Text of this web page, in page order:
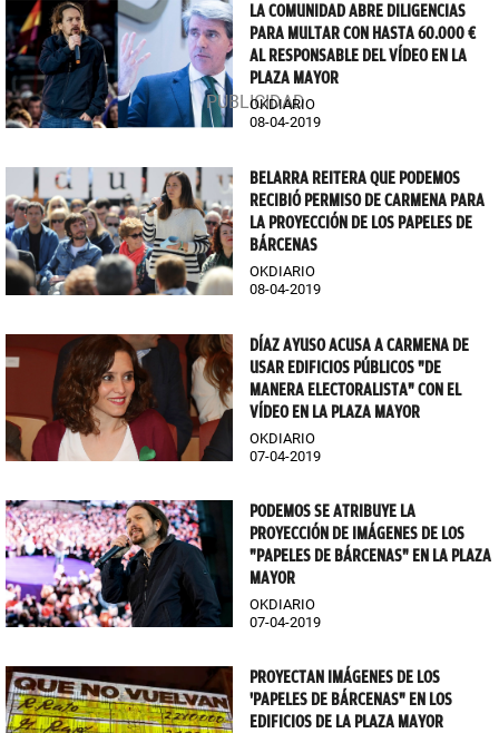
LA COMUNIDAD ABRE DILIGENCIAS
PARA MULTAR CON HASTA 60.000 €
AL RESPONSABLE DEL VÍDEO EN LA
PLAZA MAYOR
OKDIARIO
08-04-2019
BELARRA REITERA QUE PODEMOS
RECIBIÓ PERMISO DE CARMENA PARA
LA PROYECCIÓN DE LOS PAPELES DE
BÁRCENAS
OKDIARIO
08-04-2019
DÍAZ AYUSO ACUSA A CARMENA DE
USAR EDIFICIOS PÚBLICOS "DE
MANERA ELECTORALISTA" CON EL
VÍDEO EN LA PLAZA MAYOR
OKDIARIO
07-04-2019
PODEMOS SE ATRIBUYE LA
PROYECCIÓN DE IMÁGENES DE LOS
"PAPELES DE BÁRCENAS" EN LA PLAZA
MAYOR
OKDIARIO
07-04-2019
PROYECTAN IMÁGENES DE LOS
'PAPELES DE BÁRCENAS" EN LOS
EDIFICIOS DE LA PLAZA MAYOR